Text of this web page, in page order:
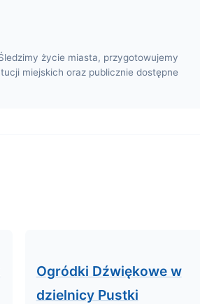
życie miasta, przygotowujemy
miejskich oraz publicznie dostępne
Ogródki Dźwiękowe w
dzielnicy Pustki